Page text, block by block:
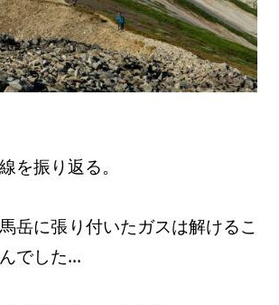
を振り返る。
岳に張り付いたガスは解けるこ
でした…